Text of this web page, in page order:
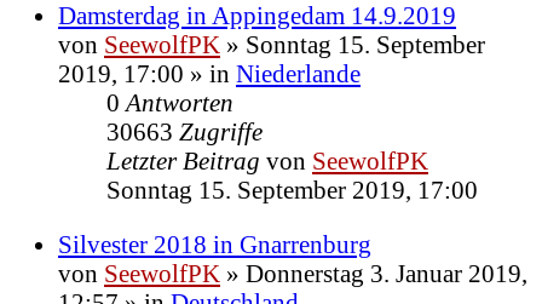
Damsterdag in Appingedam 14.9.2019
von SeewolfPK » Sonntag 15. September
2019, 17:00 » in Niederlande
0 Antworten
30663 Zugriffe
Letzter Beitrag von SeewolfPK
Sonntag 15. September 2019, 17:00
Silvester 2018 in Gnarrenburg
von SeewolfPK » Donnerstag 3. Januar 2019,